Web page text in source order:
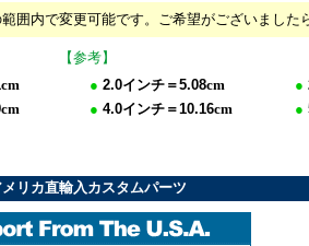
囲内で変更可能です。ご希望がございました
【参考】
cm ● 2.0インチ＝5.08cm ●
cm ● 4.0インチ＝10.16cm ●
メリカ直輸入カスタムパーツ